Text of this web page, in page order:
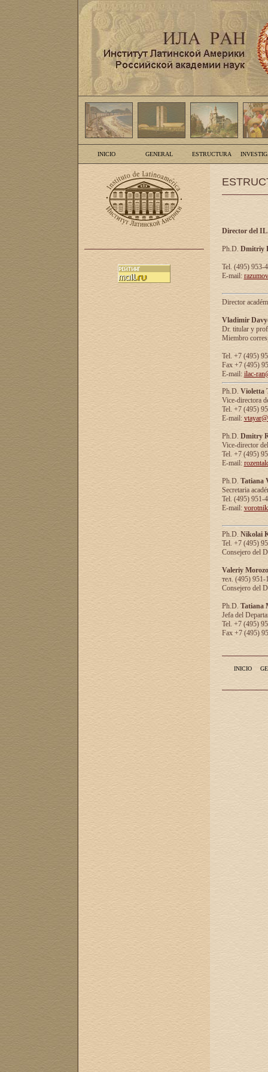
INICIO GENERAL ESTRUCTURA
Director del
Ph.D. Dmitriy
Tel. (495) 953-
E-mail:
Director
Vladimir
Dr. titular y
Miembro
Tel. +7 (495)
Fax +7 (495)
E-mail: ilac-
Ph.D. Violetta
Vice-directora
Tel. +7 (495)
E-mail:
Ph.D. Dmitry
Vice-director
Tel. +7 (495)
E-mail:
Ph.D. Tatiana
Secretaria
Tel. (495) 951-
E-mail:
Ph.D. Nikolai
Tel. +7 (495)
Consejero del
Valeriy
тел. (495) 951-
Consejero del
Ph.D. Tatiana
Jefa del
Tel. +7 (495)
Fax +7 (495)
INICIO